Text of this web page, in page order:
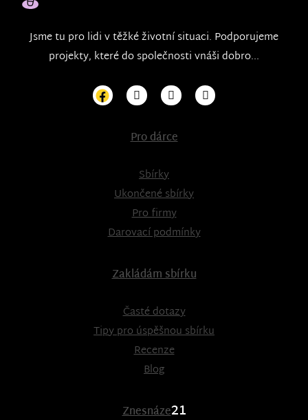
Jsme tu pro lidi v těžké životní situaci. Podporujeme
projekty, které do společnosti vnáši dobro...
Pro dárce
Sbírky
Ukončené sbírky
Pro firmy
Darovací podmínky
Zakládám sbírku
Časté dotazy
Tipy pro úspěšnou sbírku
Recenze
Blog
Znesnáze21